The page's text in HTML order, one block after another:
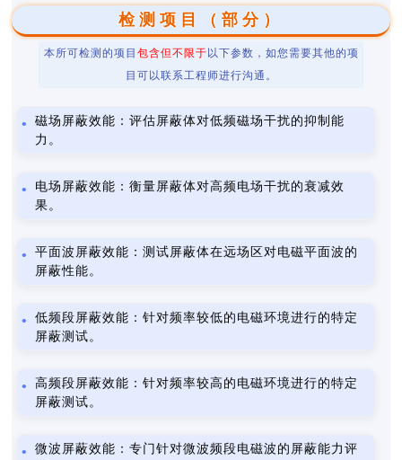
检测项目（部分）
本所可检测的项目 包含但不限于 以下参数，如您需要其他的项
目可以联系工程师进行沟通。
磁场屏蔽效能：评估屏蔽体对低频磁场干扰的抑制能
力。
电场屏蔽效能：衡量屏蔽体对高频电场干扰的衰减效
果。
平面波屏蔽效能：测试屏蔽体在远场区对电磁平面波的
屏蔽性能。
低频段屏蔽效能：针对频率较低的电磁环境进行的特定
屏蔽测试。
高频段屏蔽效能：针对频率较高的电磁环境进行的特定
屏蔽测试。
微波屏蔽效能：专门针对微波频段电磁波的屏蔽能力评